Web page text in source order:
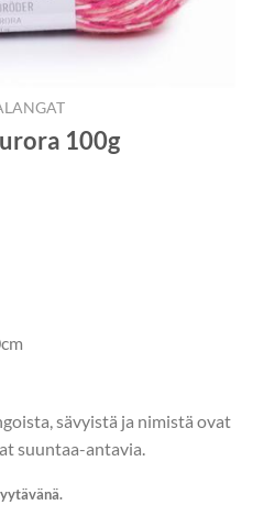
100g
sävyistä ja nimistä ovat
suuntaa-antavia.